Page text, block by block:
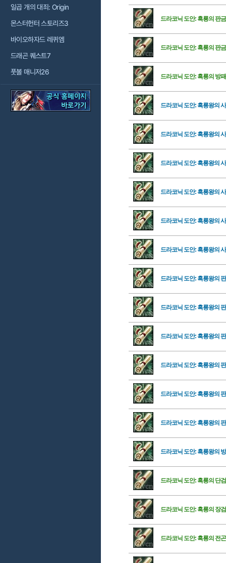
일곱 개의 대죄: Origin
몬스터헌터 스토리즈3
바이오하자드 레퀴엠
드래곤 퀘스트7
풋볼 매니저26
드라코닉 도안: 흑룡의 판
드라코닉 도안: 흑룡의 판
드라코닉 도안: 흑룡의 방패
드라코닉 도안: 흑룡왕의
드라코닉 도안: 흑룡왕의
드라코닉 도안: 흑룡왕의
드라코닉 도안: 흑룡왕의
드라코닉 도안: 흑룡왕의
드라코닉 도안: 흑룡왕의
드라코닉 도안: 흑룡왕의
드라코닉 도안: 흑룡왕의
드라코닉 도안: 흑룡왕의
드라코닉 도안: 흑룡왕의
드라코닉 도안: 흑룡왕의
드라코닉 도안: 흑룡왕의
드라코닉 도안: 흑룡왕의
드라코닉 도안: 흑룡의 단검
드라코닉 도안: 흑룡의 장검
드라코닉 도안: 흑룡의 전곤